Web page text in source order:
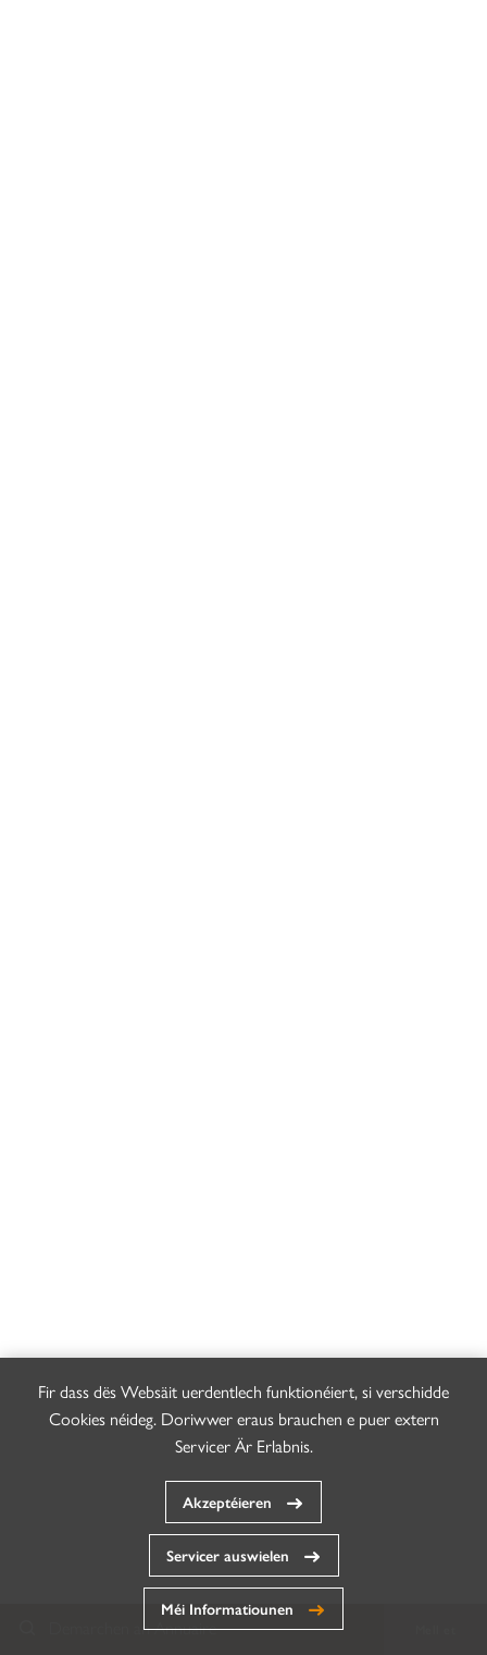
Demarchen an Annuaire
Fir dass dës Websäit uerdentlech funktionéiert, si verschidde
Cookies néideg. Doriwwer eraus brauchen e puer extern
Servicer Är Erlabnis.
Akzeptéieren
Servicer auswielen
Méi Informatiounen